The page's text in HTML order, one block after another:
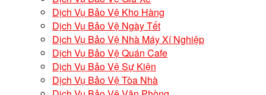
Dịch Vụ Bảo Vệ Kho Hàng
Dịch Vụ Bảo Vệ Ngày Tết
Dịch Vụ Bảo Vệ Nhà Máy Xí Nghiệp
Dịch Vụ Bảo Vệ Quán Cafe
Dịch Vụ Bảo Vệ Sự Kiện
Dịch Vụ Bảo Vệ Tòa Nhà